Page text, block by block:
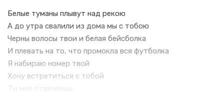
Белые туманы плывут над рекою
А до утра свалили из дома мы с тобою
Черны волосы твои и белая бейсболка
И плевать на то, что промокла вся футболка
Я набираю номер твой
Хочу встретиться с тобой
Ты мне отвечаешь